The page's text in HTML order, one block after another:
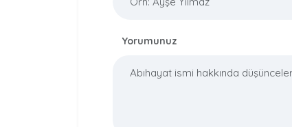
Yorumunuz